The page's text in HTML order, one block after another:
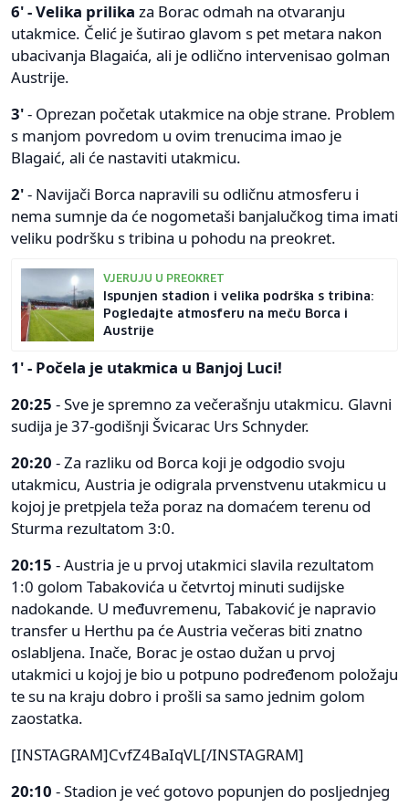
6' - Velika prilika za Borac odmah na otvaranju
utakmice. Čelić je šutirao glavom s pet metara nakon
ubacivanja Blagaića, ali je odlično intervenisao golman
Austrije.
3'- Oprezan početak utakmice na obje strane. Problem
s manjom povredom u ovim trenucima imao je
Blagaić, ali će nastaviti utakmicu.
2'- Navijači Borca napravili su odličnu atmosferu i
nema sumnje da će nogometaši banjalučkog tima imati
veliku podršku s tribina u pohodu na preokret.
VJERUJU U PREOKRET
Ispunjen stadion i velika podrška s tribina:
Pogledajte atmosferu na meču Borca i
Austrije
1' - Počela je utakmica u Banjoj Luci!
20:25 - Sve je spremno za večerašnju utakmicu. Glavni
sudija je 37-godišnji Švicarac Urs Schnyder.
20:20 - Za razliku od Borca koji je odgodio svoju
utakmicu, Austria je odigrala prvenstvenu utakmicu u
kojoj je pretpjela teža poraz na domaćem terenu od
Sturma rezultatom 3:0.
20:15 - Austria je u prvoj utakmici slavila rezultatom
1:0 golom Tabakovića u četvrtoj minuti sudijske
nadokande. U međuvremenu, Tabaković je napravio
transfer u Herthu pa će Austria večeras biti znatno
oslabljena. Inače, Borac je ostao dužan u prvoj
utakmici u kojoj je bio u potpuno podređenom položaju
te su na kraju dobro i prošli sa samo jednim golom
zaostatka.
[INSTAGRAM]CvfZ4BaIqVL[/INSTAGRAM]
20:10 - Stadion je već gotovo popunjen do posljednjeg